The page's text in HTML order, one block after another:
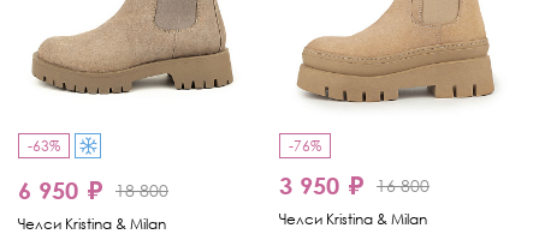
-63%
6 950 ₽ 18 800
Челси Kristina & Milan
-76%
3 950 ₽ 16 800
Челси Kristina & Milan